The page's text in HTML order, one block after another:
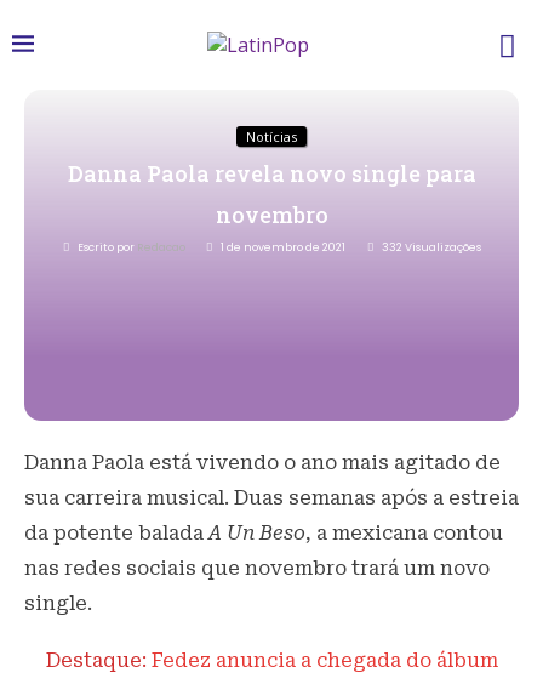
Notícias
Danna Paola revela novo single para
novembro
Escrito por Redacao 1 de novembro de 2021 332 Visualizações
Danna Paola está vivendo o ano mais agitado de
sua carreira musical. Duas semanas após a estreia
da potente baladaA Un Beso, a mexicana contou
nas redes sociais que novembro trará um novo
single.
Destaque: Fedez anuncia a chegada do álbum